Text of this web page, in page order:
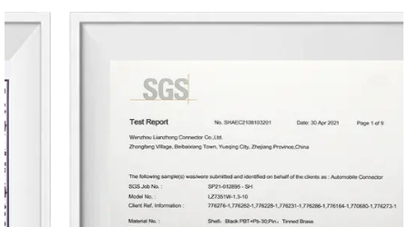
existentes. Ya sea para aplicaciones OEM o
actualizaciones del mercado secundario,
nuestro conector ofrece compatibilidad
plug-and-play, lo que simplifica los
procedimientos de instalación y
mantenimiento.